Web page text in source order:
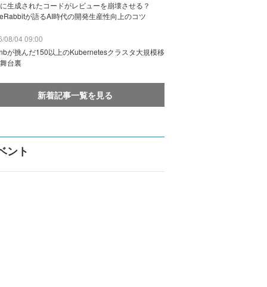
生成されたコードがレビューを崩壊させる？
が語るAI時代の開発生産性向上のコツ
08/04 09:00
が挑んだ150以上のKubernetesクラスタ大規模移
台裏
新着記事一覧を見る
ント